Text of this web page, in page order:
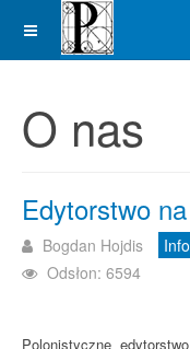
O nas
Edytorstwo
Bogdan Hojdis
Odsłon: 6594
Polonistyczne